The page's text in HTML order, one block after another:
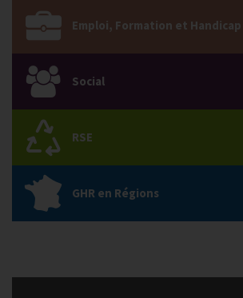
Emploi, Formation et Handicap
Social
RSE
GHR en Régions